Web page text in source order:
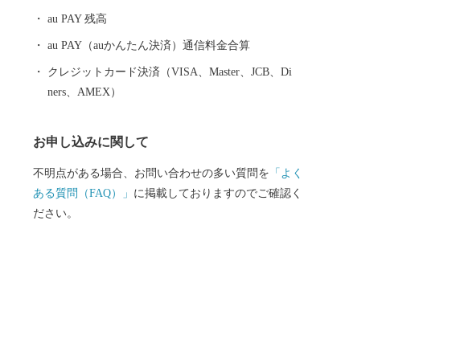
す。セントポーリアやミニバラなどの花き栽培におい
ても一大産地となっています。 その他にも、戦国時代
の茶人・古田織部が残した茶道・織部流など、先人が
au PAY 残高
au PAY（auかんたん決済）通信料金合算
クレジットカード決済（VISA、Master、JCB、Di
ners、AMEX）
お申し込みに関して
不明点がある場合、お問い合わせの多い質問を 「よく
ある質問（FAQ）」 に掲載しておりますのでご確認く
ださい。